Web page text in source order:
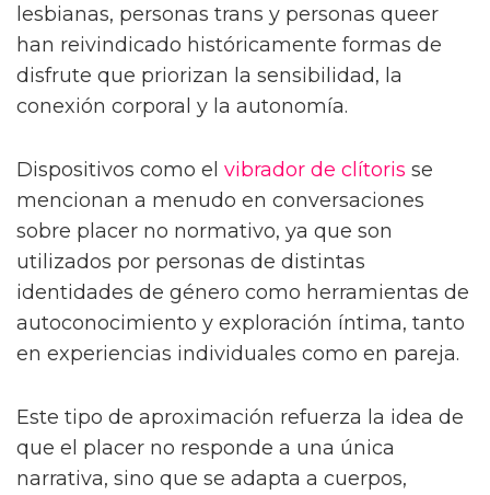
lesbianas, personas trans y personas queer
han reivindicado históricamente formas de
disfrute que priorizan la sensibilidad, la
conexión corporal y la autonomía.
Dispositivos como el vibrador de clítoris se
mencionan a menudo en conversaciones
sobre placer no normativo, ya que son
utilizados por personas de distintas
identidades de género como herramientas de
autoconocimiento y exploración íntima, tanto
en experiencias individuales como en pareja.
Este tipo de aproximación refuerza la idea de
que el placer no responde a una única
narrativa, sino que se adapta a cuerpos,